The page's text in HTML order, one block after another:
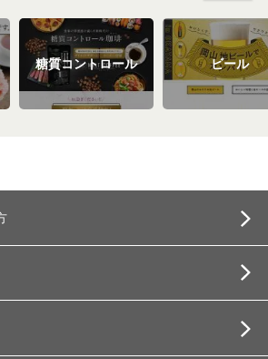
糖質コントロール ビール